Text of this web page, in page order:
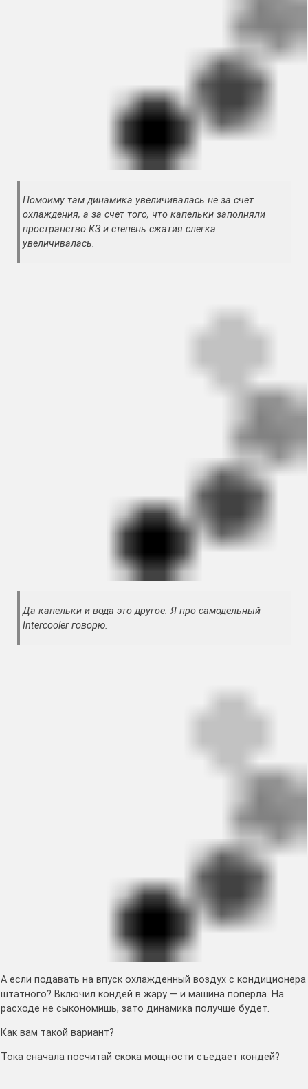
Помоиму там динамика увеличивалась не за счет
охлаждения, а за счет того, что капельки заполняли
пространство КЗ и степень сжатия слегка
увеличивалась.
Да капельки и вода это другое. Я про самодельный
Intercooler говорю.
А если подавать на впуск охлажденный воздух с кондиционера
штатного? Включил кондей в жару — и машина поперла. На
расходе не сыкономишь, зато динамика получше будет.
Как вам такой вариант?
Тока сначала посчитай скока мощности съедает кондей?